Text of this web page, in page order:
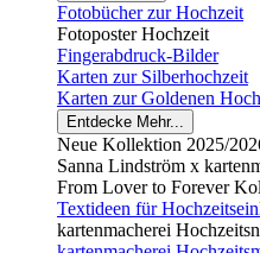
Fotobücher zur Hochzeit
Fotoposter Hochzeit
Fingerabdruck-Bilder
Karten zur Silberhochzeit
Karten zur Goldenen
Entdecke Mehr...
Neue Kollektion 2025/
Sanna Lindström x
From Lover to Forever
Textideen für
kartenmacherei